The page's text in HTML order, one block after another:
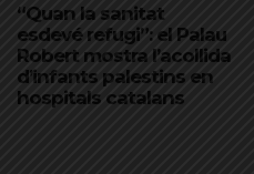
“Quan la sanitat
esdevé refugi”: el Palau
Robert mostra l’acollida
d’infants palestins en
hospitals catalans